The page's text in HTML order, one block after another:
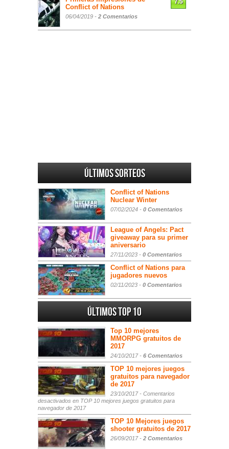
Conflict of Nations
06/04/2019 - 2 Comentarios
7.5
Últimos sorteos
Conflict of Nations
Nuclear Winter
07/02/2024 - 0 Comentarios
League of Angels: Pact
giveaway para su primer
aniversario
27/11/2023 - 0 Comentarios
Conflict of Nations para
jugadores nuevos
02/11/2023 - 0 Comentarios
Últimos Top 10
Top 10 mejores
MMORPG gratuitos de
2017
24/10/2017 - 6 Comentarios
TOP 10 mejores juegos
gratuitos para navegador
de 2017
23/10/2017 - Comentarios
desactivados en TOP 10 mejores juegos gratuitos para
navegador de 2017
TOP 10 Mejores juegos
shooter gratuitos de 2017
26/09/2017 - 2 Comentarios